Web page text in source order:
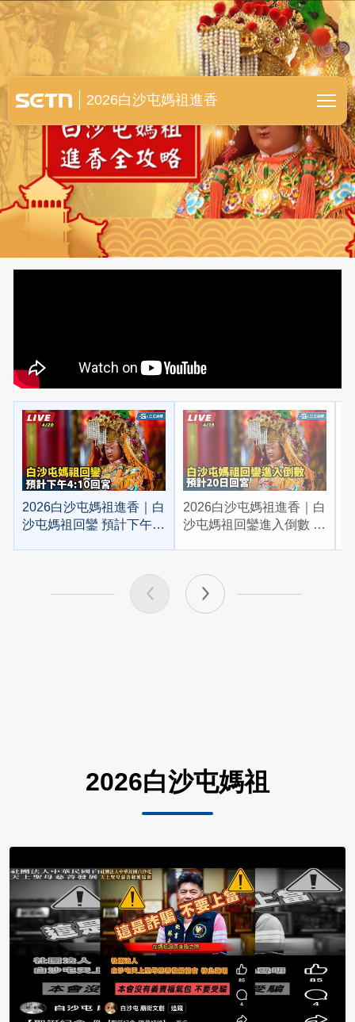
白沙屯媽祖進香全紀錄
2026白沙屯媽祖進香
2026白沙屯媽祖進香｜白
沙屯媽祖回鑾 預計下午
2026白沙屯媽祖進香｜白
沙屯媽祖回鑾進入倒數 預
2026白沙屯媽祖